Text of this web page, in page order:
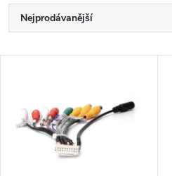
Ř
a
e
Nejprodávanější